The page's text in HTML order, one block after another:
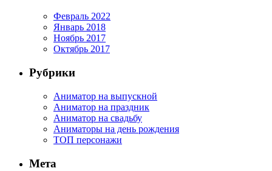
Февраль 2022
Январь 2018
Ноябрь 2017
Октябрь 2017
Рубрики
Аниматор на выпускной
Аниматор на праздник
Аниматор на свадьбу
Аниматоры на день рождения
ТОП персонажи
Мета